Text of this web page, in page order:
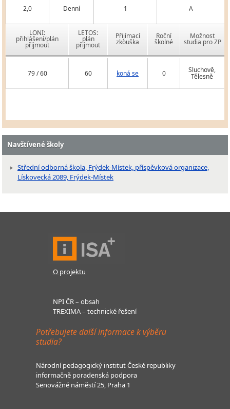
2,0 Denní 1 A
LONI:
přihlášení/plán
přijmout
LETOS:
plán
přijmout
Přijímací
zkouška
Roční
školné
Možnost
studia pro ZP
79 / 60 60 koná se 0 Sluchově,
Tělesně
Navštívené školy
Střední odborná škola, Frýdek-Místek, příspěvková organizace,
Lískovecká 2089, Frýdek-Místek
O projektu
NPI ČR – obsah
TREXIMA – technické řešení
Potřebujete další informace k výběru
studia?
Národní pedagogický institut České republiky
informačně poradenská podpora
Senovážné náměstí 25, Praha 1